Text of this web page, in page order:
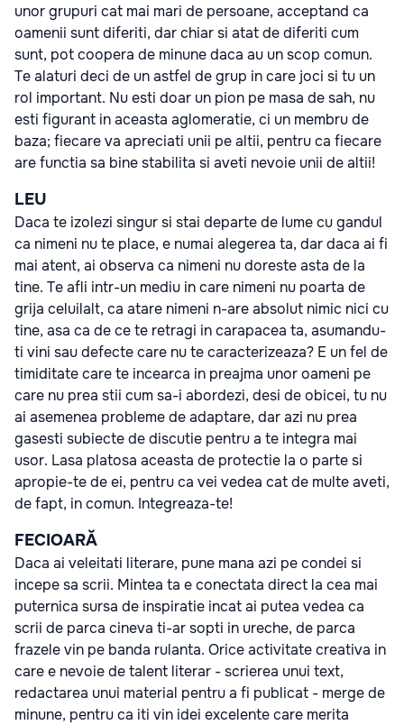
unor grupuri cat mai mari de persoane, acceptand ca
oamenii sunt diferiti, dar chiar si atat de diferiti cum
sunt, pot coopera de minune daca au un scop comun.
Te alaturi deci de un astfel de grup in care joci si tu un
rol important. Nu esti doar un pion pe masa de sah, nu
esti figurant in aceasta aglomeratie, ci un membru de
baza; fiecare va apreciati unii pe altii, pentru ca fiecare
are functia sa bine stabilita si aveti nevoie unii de altii!
LEU
Daca te izolezi singur si stai departe de lume cu gandul
ca nimeni nu te place, e numai alegerea ta, dar daca ai fi
mai atent, ai observa ca nimeni nu doreste asta de la
tine. Te afli intr-un mediu in care nimeni nu poarta de
grija celuilalt, ca atare nimeni n-are absolut nimic nici cu
tine, asa ca de ce te retragi in carapacea ta, asumandu-
ti vini sau defecte care nu te caracterizeaza? E un fel de
timiditate care te incearca in preajma unor oameni pe
care nu prea stii cum sa-i abordezi, desi de obicei, tu nu
ai asemenea probleme de adaptare, dar azi nu prea
gasesti subiecte de discutie pentru a te integra mai
usor. Lasa platosa aceasta de protectie la o parte si
apropie-te de ei, pentru ca vei vedea cat de multe aveti,
de fapt, in comun. Integreaza-te!
FECIOARĂ
Daca ai veleitati literare, pune mana azi pe condei si
incepe sa scrii. Mintea ta e conectata direct la cea mai
puternica sursa de inspiratie incat ai putea vedea ca
scrii de parca cineva ti-ar sopti in ureche, de parca
frazele vin pe banda rulanta. Orice activitate creativa in
care e nevoie de talent literar - scrierea unui text,
redactarea unui material pentru a fi publicat - merge de
minune, pentru ca iti vin idei excelente care merita